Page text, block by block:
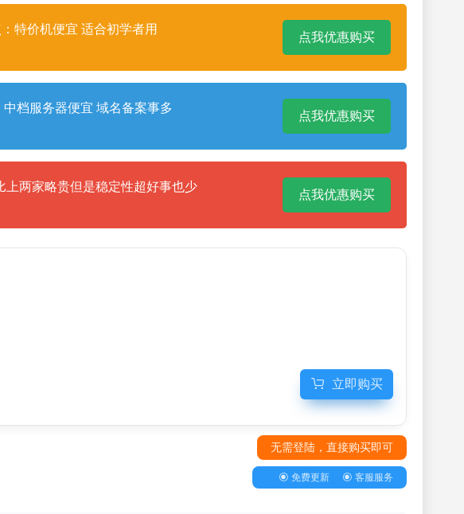
特价机便宜 适合初学者用
点我优惠购买
档服务器便宜 域名备案事多
点我优惠购买
两家略贵但是稳定性超好事也少
点我优惠购买
立即购买
无需登陆，直接购买即可
免费更新 客服服务